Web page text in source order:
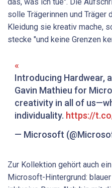
solle Trägerinnen und Träger
Kleidung sie kreativ mache,
stecke "und keine Grenzen
Introducing Hardwear,
Gavin Mathieu for
creativity in all of
individuality. https://
— Microsoft
Zur Kollektion gehört auch
Microsoft-Hintergrund: